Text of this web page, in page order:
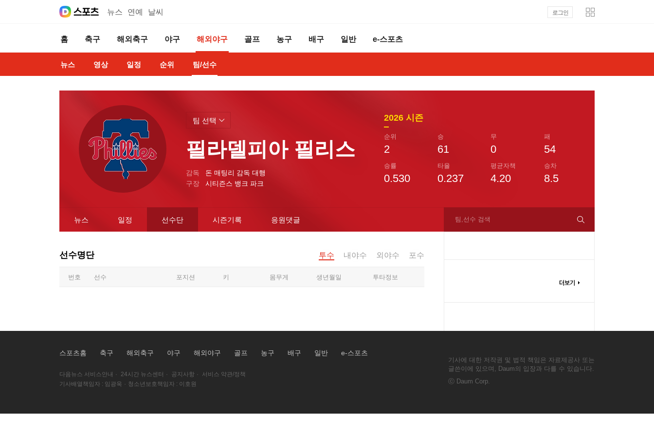
뉴스 연예 날씨 로그인
홈 축구 해외축구 야구 해외야구 골프 농구 배구 일반 e-스포츠
뉴스 영상 일정 순위 팀/선수
필라델피아 필리스
감독
돈 매팅리 감독 대행
구장
시티즌스 뱅크 파크
2026 시즌
순위
2
승
61
무
0
패
54
승률
0.530
타율
0.237
평균자책
4.20
승차
8.5
팀 선택
팀,선수 검색
뉴스 일정 선수단 시즌기록 응원댓글
선수명단 투수 내야수 외야수 포수
번호 선수 포지션 키 몸무게 생년월일 투타정보
스포츠홈 축구 해외축구 야구 해외야구 골프 농구 배구 일반 e-스포츠
다음뉴스 서비스안내 · 24시간 뉴스센터 · 공지사항 ·
서비스 약관/정책
기사배열책임자 : 임광욱 · 청소년보호책임자 : 이호원
기사에 대한 저작권 및 법적 책임은 자료제공사 또는
글쓴이에 있으며, Daum의 입장과 다를 수 있습니다.
ⓒ Daum Corp.